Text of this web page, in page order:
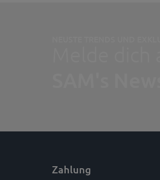
Zahlung